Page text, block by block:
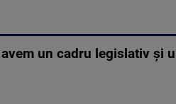
un cadru legislativ